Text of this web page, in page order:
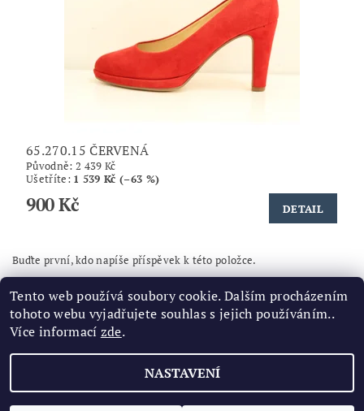
65.270.15 ČERVENÁ
Původně: 2 439 Kč
Ušetříte: 1 539 Kč (–63 %)
900 Kč DETAIL
Buďte první, kdo napíše příspěvek k této položce.
Přidat komentář
2026 ©Značková obuv, všechna práva vyhrazena
Tento web používá soubory cookie. Dalším procházením
tohoto webu vyjadřujete souhlas s jejich používáním..
Více informací zde.
NASTAVENÍ